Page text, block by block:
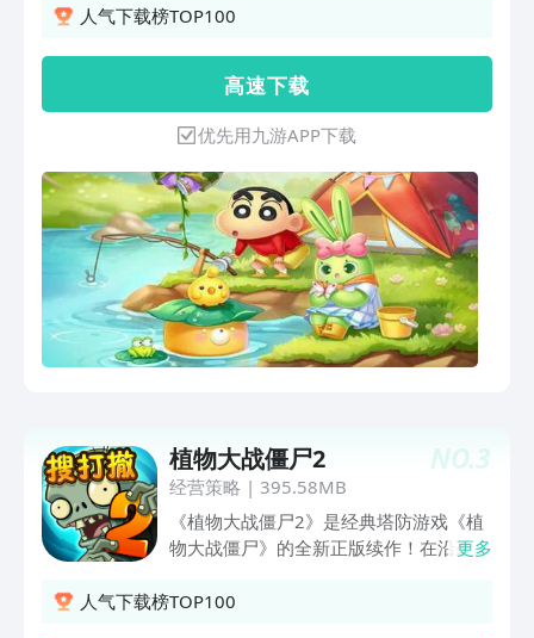
将三个相同的小动物旗子连成一行或一
时机，灵活运用消除道具和关卡机制，为
你的消除旅程插上翅膀吧！ 开发组目前
精心制作了5000多个关卡，120多种丰
富逗趣的关卡元素，更有冒险模式、经典
模式、换装玩法、家装玩法、塔防玩法等
多种游戏模式等你体验！新的游戏玩法还
在不断地推出中！ 徜徉在奇妙梦幻的梦
境云海里，和暖萌国民IP大使喵星星、黄
豆豆、琦琦熊、果果兔一起，运用消除的
力量，把人们梦里的烦恼和愁云都清理
掉！在消除联萌的暖心守护下，一起做一
些甜甜的美梦吧！
人气下载榜TOP100
高 速 下 载
优先用九游APP下载
NO.3
植物大战僵尸2
经营策略 | 395.58MB
《植物大战僵尸2》是经典塔防游戏《植
物大战僵尸》的全新正版续作！在沿袭了
上，《植物大战僵尸2》带来了更多丰富
更多
人气下载榜TOP100